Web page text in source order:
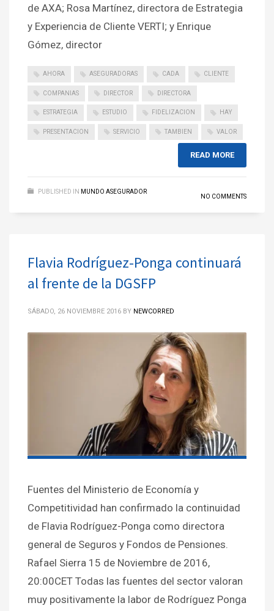
de AXA; Rosa Martínez, directora de Estrategia
y Experiencia de Cliente VERTI; y Enrique
Gómez, director
AHORA ASEGURADORAS CADA CLIENTE
COMPANIAS DIRECTOR DIRECTORA
ESTRATEGIA ESTUDIO FIDELIZACION HAY
PRESENTACION SERVICIO TAMBIEN VALOR
READ MORE
PUBLISHED IN MUNDO ASEGURADOR
NO COMMENTS
Flavia Rodríguez-Ponga continuará
al frente de la DGSFP
SÁBADO, 26 NOVIEMBRE 2016 BY NEWCORRED
Fuentes del Ministerio de Economía y
Competitividad han confirmado la continuidad
de Flavia Rodríguez-Ponga como directora
general de Seguros y Fondos de Pensiones.
Rafael Sierra 15 de Noviembre de 2016,
20:00CET Todas las fuentes del sector valoran
muy positivamente la labor de Rodríguez Ponga